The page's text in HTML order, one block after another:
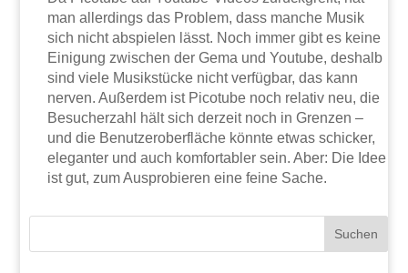
man allerdings das Problem, dass manche Musik
sich nicht abspielen lässt. Noch immer gibt es keine
Einigung zwischen der Gema und Youtube, deshalb
sind viele Musikstücke nicht verfügbar, das kann
nerven. Außerdem ist Picotube noch relativ neu, die
Besucherzahl hält sich derzeit noch in Grenzen –
und die Benutzeroberfläche könnte etwas schicker,
eleganter und auch komfortabler sein. Aber: Die Idee
ist gut, zum Ausprobieren eine feine Sache.